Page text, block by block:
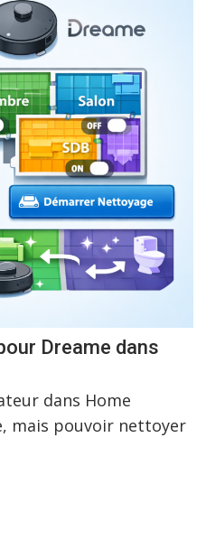
Dreame dans
dans Home
mais pouvoir nettoyer